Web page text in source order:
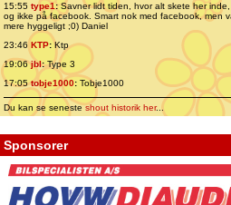
15:55 type1:Savner lidt tiden, hvor alt skete her inde,
og ikke på facebook. Smart nok med facebook, men
mere hyggeligt ;0) Daniel
23:46 KTP:Ktp
19:06jbl:Type 3
17:05tobje1000: Tobje1000
Du kan se senesteshout historik her...
Sponsorer